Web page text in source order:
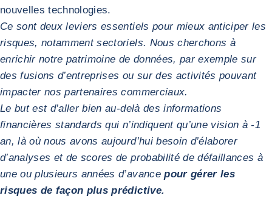
nouvelles technologies.
Ce sont deux leviers essentiels pour mieux anticiper les
risques, notamment sectoriels. Nous cherchons à
enrichir notre patrimoine de données, par exemple sur
des fusions d’entreprises ou sur des activités pouvant
impacter nos partenaires commerciaux.
Le but est d’aller bien au-delà des informations
financières standards qui n’indiquent qu’une vision à -1
an, là où nous avons aujourd’hui besoin d’élaborer
d’analyses et de scores de probabilité de défaillances à
une ou plusieurs années d’avancepour gérer les
risques de façon plus prédictive.